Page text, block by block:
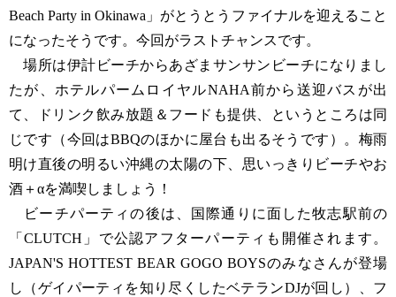
Beach Party in Okinawa」がとうとうファイナルを迎えること
になったそうです。今回がラストチャンスです。
場所は伊計ビーチからあざまサンサンビーチになりまし
たが、ホテルパームロイヤルNAHA前から送迎バスが出
て、ドリンク飲み放題＆フードも提供、というところは同
じです（今回はBBQのほかに屋台も出るそうです）。梅雨
明け直後の明るい沖縄の太陽の下、思いっきりビーチやお
酒＋αを満喫しましょう！
ビーチパーティの後は、国際通りに面した牧志駅前の
「CLUTCH」で公認アフターパーティも開催されます。
JAPAN'S HOTTEST BEAR GOGO BOYSのみなさんが登場
し（ゲイパーティを知り尽くしたベテランDJが回し）、フ